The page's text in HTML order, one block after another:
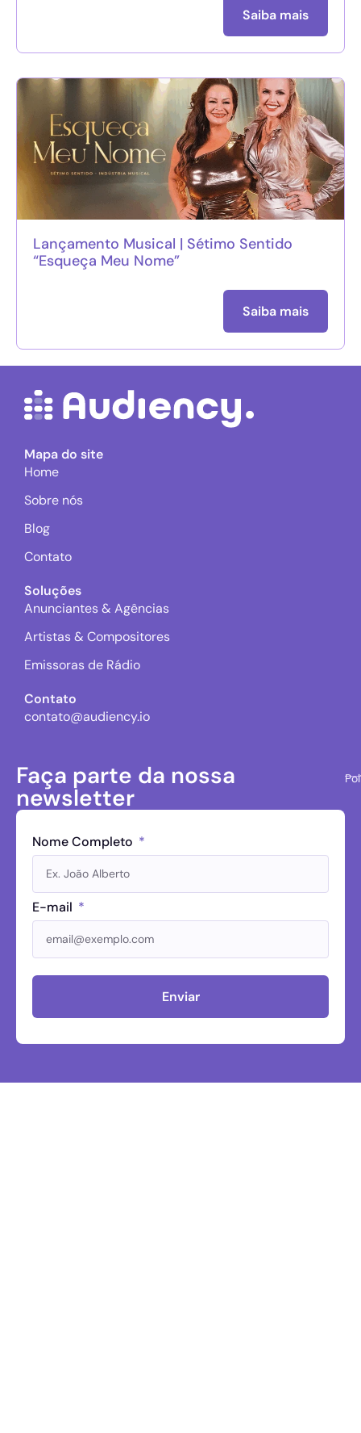
Saiba mais
Lançamento Musical | Sétimo Sentido
“Esqueça Meu Nome”
Saiba mais
Mapa do site
Home
Sobre nós
Blog
Contato
Soluções
Anunciantes & Agências
Artistas & Compositores
Emissoras de Rádio
Contato
contato@audiency.io
Faça parte da nossa
newsletter
Nome Completo
E-mail
Enviar